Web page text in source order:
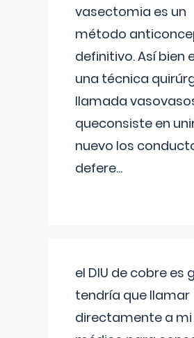
vasectomia es un
método
definitivo. Así bien
una técnica
llamada
queconsiste en
nuevo los
defere...
el DIU de cobre es
tendría que llamar
directamente a